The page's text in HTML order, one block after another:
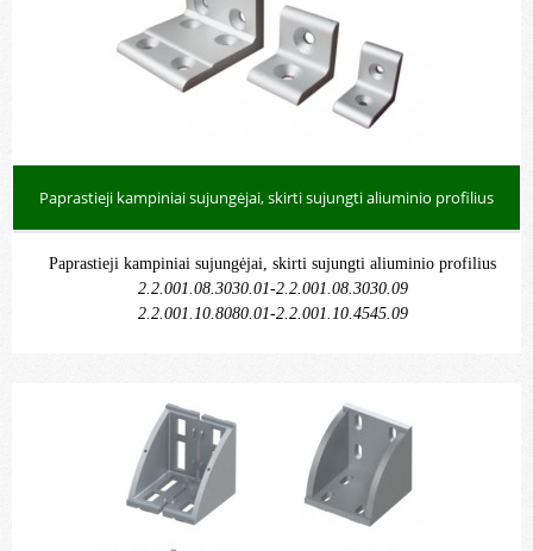
Paprastieji kampiniai sujungėjai, skirti sujungti aliuminio profilius
Paprastieji kampiniai sujungėjai, skirti sujungti aliuminio profilius
2.2.001.08.3030.01-2.2.001.08.3030.09
2.2.001.10.8080.01-2.2.001.10.4545.09